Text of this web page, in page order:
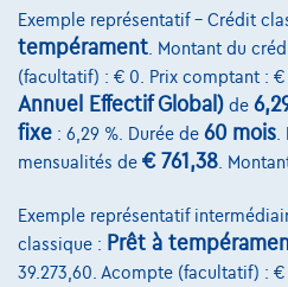
Exemple représentatif – Crédit
tempérament . Montant du
(facultatif) : € 0. Prix comptant : €
Annuel Effectif Global) de
fixe : 6,29 %. Durée de 60 mois
mensualités de € 761,38 .
Exemple représentatif
classique : Prêt à
39.273,60. Acompte (facultatif) :